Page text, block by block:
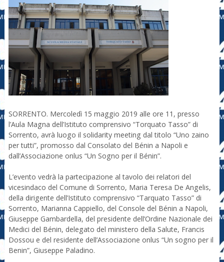
SORRENTO. Mercoledì 15 maggio 2019 alle ore 11, presso
l’Aula Magna dell’Istituto comprensivo “Torquato Tasso” di
Sorrento, avrà luogo il solidarity meeting dal titolo “Uno zaino
per tutti”, promosso dal Consolato del Bénin a Napoli e
dall’Associazione onlus “Un Sogno per il Bénin”.
L’evento vedrà la partecipazione al tavolo dei relatori del
vicesindaco del Comune di Sorrento, Maria Teresa De Angelis,
della dirigente dell’Istituto comprensivo “Tarquato Tasso” di
Sorrento, Marianna Cappiello, del Console del Bénin a Napoli,
Giuseppe Gambardella, del presidente dell’Ordine Nazionale dei
Medici del Bénin, delegato del ministero della Salute, Francis
Dossou e del residente dell’Associazione onlus “Un sogno per il
Benin”, Giuseppe Paladino.